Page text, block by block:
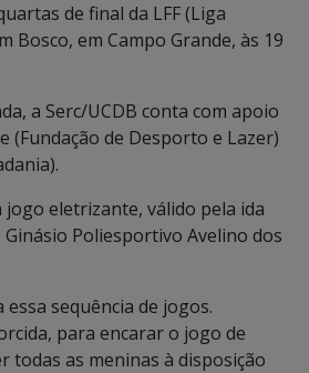
de final da LFF (Liga
Bosco, em Campo Grande, às 19
a Serc/UCDB conta com apoio
de Desporto e Lazer)
jogo eletrizante, válido pela ida
Poliesportivo Avelino dos
sequência de jogos.
para encarar o jogo de
todas as meninas à disposição